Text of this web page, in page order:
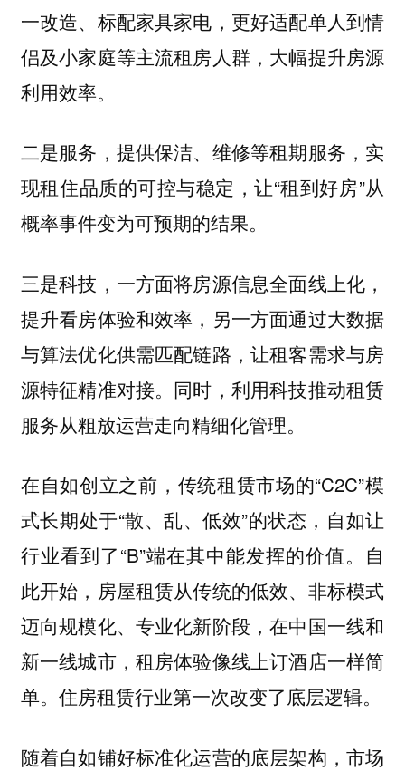
一改造、标配家具家电，更好适配单人到情
侣及小家庭等主流租房人群，大幅提升房源
利用效率。
二是服务，提供保洁、维修等租期服务，实
现租住品质的可控与稳定，让“租到好房”从
概率事件变为可预期的结果。
三是科技，一方面将房源信息全面线上化，
提升看房体验和效率，另一方面通过大数据
与算法优化供需匹配链路，让租客需求与房
源特征精准对接。同时，利用科技推动租赁
服务从粗放运营走向精细化管理。
在自如创立之前，传统租赁市场的“C2C”模
式长期处于“散、乱、低效”的状态，自如让
行业看到了“B”端在其中能发挥的价值。自
此开始，房屋租赁从传统的低效、非标模式
迈向规模化、专业化新阶段，在中国一线和
新一线城市，租房体验像线上订酒店一样简
单。住房租赁行业第一次改变了底层逻辑。
随着自如铺好标准化运营的底层架构，市场